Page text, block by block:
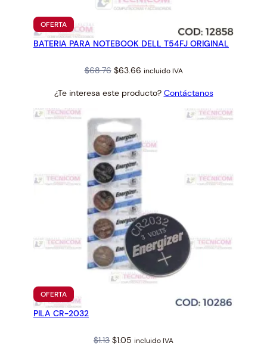
OFERTAPRODUCTO
EN
OFERTA
BATERIA PARA NOTEBOOK DELL T54FJ ORIGINAL
$68.76 Original
was:
$63.66Current
is:
incluido IVA
¿Te interesa este producto? Contáctanos
OFERTAPRODUCTO
EN
OFERTA
PILA CR-2032
$1.13 Original
$1.05 Current
incluido IVA